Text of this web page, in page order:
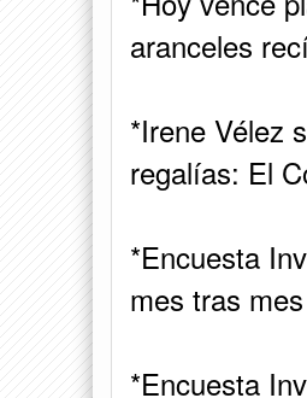
aranceles
*Irene Vélez
regalías: El
*Encuesta
mes tras
*Encuesta